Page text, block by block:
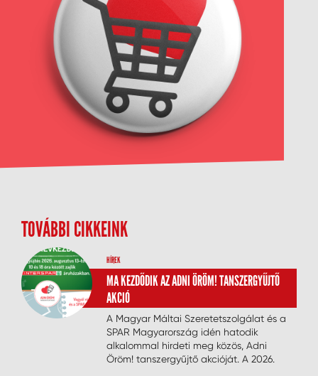
TOVÁBBI CIKKEINK
HÍREK
MA KEZDŐDIK AZ ADNI ÖRÖM! TANSZERGYŰJTŐ
AKCIÓ
A Magyar Máltai Szeretetszolgálat és a
SPAR Magyarország idén hatodik
alkalommal hirdeti meg közös, Adni
Öröm! tanszergyűjtő akcióját. A 2026.